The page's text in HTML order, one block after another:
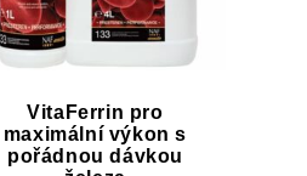
VitaFerrin pro
maximální výkon s
pořádnou dávkou